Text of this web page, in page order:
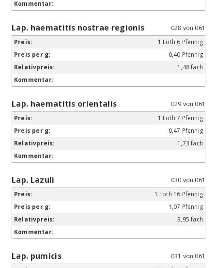
Lap. haematitis nostrae regionis
028 von 061
1 Loth 6 Pfennig
0,40 Pfennig
1,48 fach
Lap. haematitis orientalis
029 von 061
1 Loth 7 Pfennig
0,47 Pfennig
1,73 fach
Lap. Lazuli
030 von 061
1 Loth 16 Pfennig
1,07 Pfennig
3,95 fach
Lap. pumicis
031 von 061